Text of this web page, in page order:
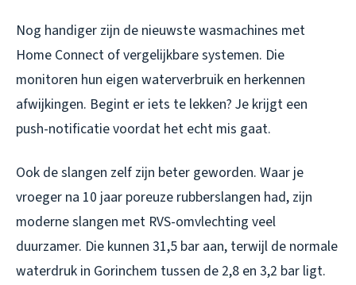
Nog handiger zijn de nieuwste wasmachines met
Home Connect of vergelijkbare systemen. Die
monitoren hun eigen waterverbruik en herkennen
afwijkingen. Begint er iets te lekken? Je krijgt een
push-notificatie voordat het echt mis gaat.
Ook de slangen zelf zijn beter geworden. Waar je
vroeger na 10 jaar poreuze rubberslangen had, zijn
moderne slangen met RVS-omvlechting veel
duurzamer. Die kunnen 31,5 bar aan, terwijl de normale
waterdruk in Gorinchem tussen de 2,8 en 3,2 bar ligt.